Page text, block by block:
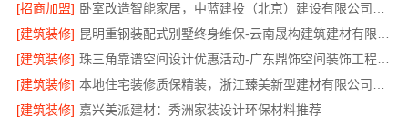
[招商加盟]
[建筑装修]
[建筑装修]
珠三角靠谱空间设计优惠活动-广东鼎饰空间装饰工程有限公司
[建筑装修]
[建筑装修] 嘉兴美派建材：秀洲家装设计环保材料推荐